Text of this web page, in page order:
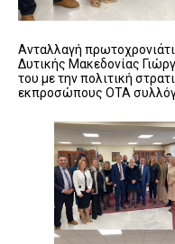
Ανταλλαγή
Δυτικής Μακεδονίας
του με την πολιτική
εκπροσώπους ΟΤΑ